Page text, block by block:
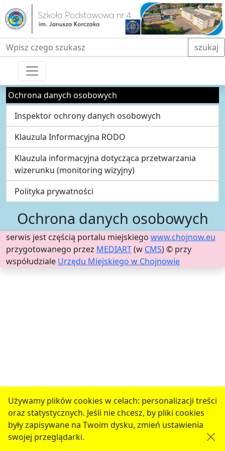
Używamy plików cookies w celach: personalizacji treści
oraz statystycznych. Jeśli nie chcesz, by pliki cookies
były zapisywane na Twoim dysku, zmień ustawienia
swojej przeglądarki.
Fraza do wyszukiwania szukaj
Ochrona danych osobowych
Inspektor ochrony danych osobowych
Klauzula Informacyjna RODO
Klauzula informacyjna dotycząca przetwarzania
wizerunku (monitoring wizyjny)
Polityka prywatności
Ochrona danych osobowych
serwis jest częścią portalu miejskiego www.chojnow.eu
przygotowanego przez MEDIART(w CMS) © przy
współudziale Urzędu Miejskiego w Chojnowie